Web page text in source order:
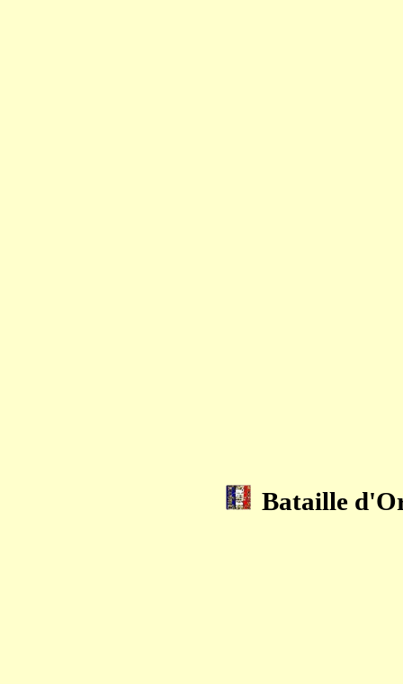
Bataille